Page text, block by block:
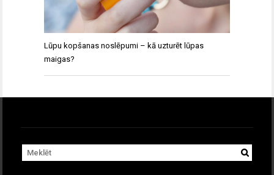
Lūpu kopšanas noslēpumi – kā uzturēt lūpas
maigas?